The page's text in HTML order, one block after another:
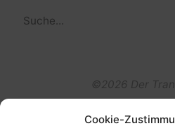
Cookie-
Suchen
©2026 Der